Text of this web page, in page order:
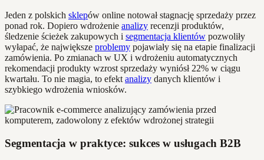
Jeden z polskich sklepów online notował stagnację sprzedaży przez
ponad rok. Dopiero wdrożenie analizy recenzji produktów,
śledzenie ścieżek zakupowych i segmentacja klientów pozwoliły
wyłapać, że największe problemy pojawiały się na etapie finalizacji
zamówienia. Po zmianach w UX i wdrożeniu automatycznych
rekomendacji produkty wzrost sprzedaży wyniósł 22% w ciągu
kwartału. To nie magia, to efekt analizy danych klientów i
szybkiego wdrożenia wniosków.
Segmentacja w praktyce: sukces w usługach B2B